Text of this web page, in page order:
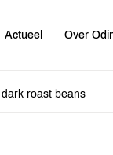
Actueel Over
roast beans